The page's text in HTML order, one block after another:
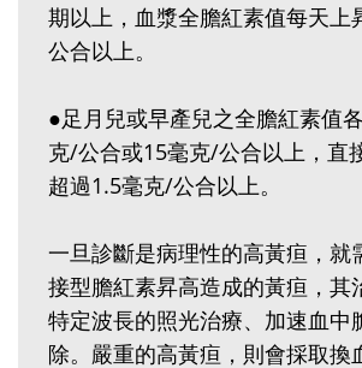
期以上，血漿全膽紅素值每天上
公合以上。
●足月兒或早產兒之全膽紅素值
克/公合或15毫克/公合以上，直
超過1.5毫克/公合以上。
一旦診斷是病理性的高黃疸，就
接型膽紅素昇高造成的黃疸，其
特定波長的照光治療、加速血中
除。嚴重的高黃疸，則會採取換